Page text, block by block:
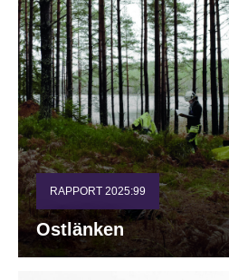
RAPPORT 2025:99
Ostlänken